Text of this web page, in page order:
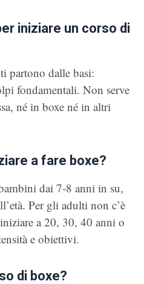
iniziare un corso di
partono dalle basi:
fondamentali. Non serve
né in boxe né in altri
a fare boxe?
dai 7-8 anni in su,
Per gli adulti non c’è
a 20, 30, 40 anni o
e obiettivi.
di boxe?